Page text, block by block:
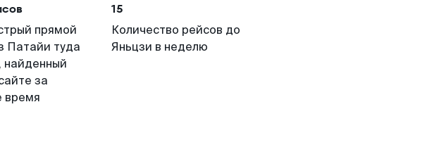
прямой
Патайи туда
найденный
за
время
15
Количество рейсов до
Яньцзи в неделю